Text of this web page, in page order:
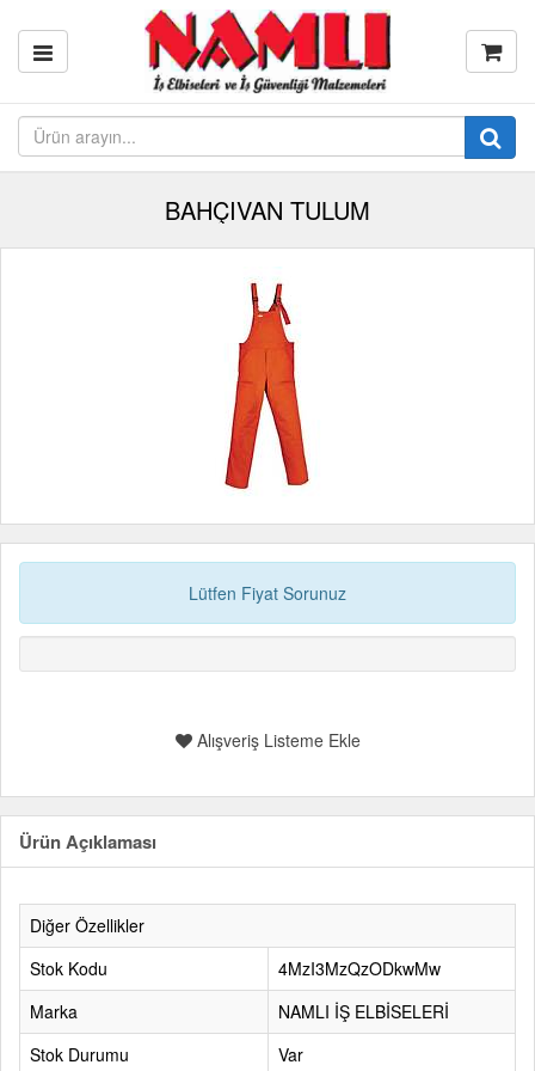
BAHÇIVAN TULUM
Lütfen Fiyat Sorunuz
Alışveriş Listeme Ekle
Ürün Açıklaması
Diğer Özellikler
Stok Kodu
4MzI3MzQzODkwMw
Marka
NAMLI İŞ ELBİSELERİ
Stok Durumu
Var